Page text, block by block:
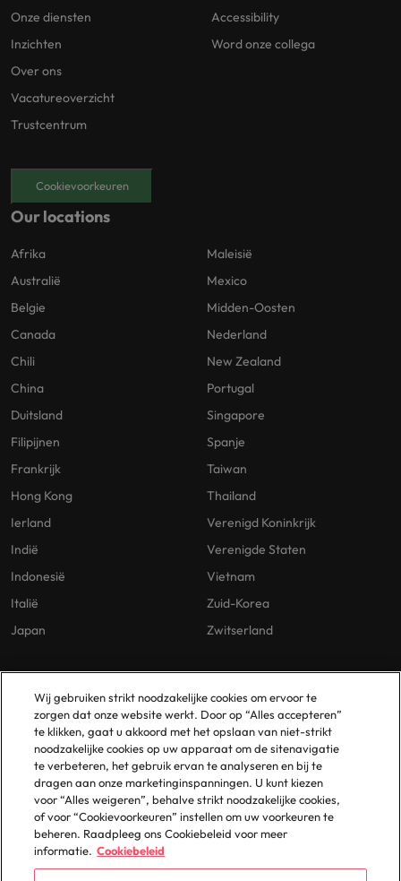
Onze diensten
Inzichten
Over ons
Vacatureoverzicht
Trustcentrum
Accessibility
Word onze collega
Cookievoorkeuren
Our locations
Afrika
Australië
Belgie
Canada
Chili
China
Duitsland
Filipijnen
Frankrijk
Hong Kong
Ierland
Indië
Indonesië
Italië
Japan
Maleisië
Mexico
Midden-Oosten
Nederland
New Zealand
Portugal
Singapore
Spanje
Taiwan
Thailand
Verenigd Koninkrijk
Verenigde Staten
Vietnam
Zuid-Korea
Zwitserland
Our Policies
Privacybeleid
Cookies Policy
Policy Library
Gelijke Behandeling
Vestigingen
Amsterdam
Eindhoven
Rotterdam
Wij gebruiken strikt noodzakelijke cookies om ervoor te
zorgen dat onze website werkt. Door op “Alles accepteren”
te klikken, gaat u akkoord met het opslaan van niet-strikt
noodzakelijke cookies op uw apparaat om de sitenavigatie
te verbeteren, het gebruik ervan te analyseren en bij te
dragen aan onze marketinginspanningen. U kunt kiezen
voor “Alles weigeren”, behalve strikt noodzakelijke cookies,
of voor “Cookievoorkeuren” instellen om uw voorkeuren te
beheren. Raadpleeg ons Cookiebeleid voor meer
informatie. Cookiebeleid